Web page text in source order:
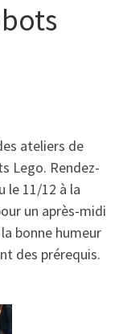
ateliers de
Lego. Rendez-
le 11/12 à la
un après-midi
bonne humeur
des prérequis.